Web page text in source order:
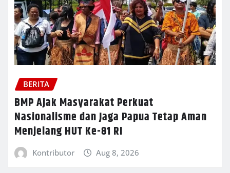
BERITA
BMP Ajak Masyarakat Perkuat
Nasionalisme dan Jaga Papua Tetap Aman
Menjelang HUT Ke-81 RI
Kontributor Aug 8, 2026